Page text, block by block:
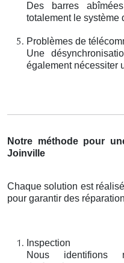
Des barres
totalement le système
Problèmes de
Une
également nécessiter
Notre méthode pour
Joinville
Chaque solution est
pour garantir des
Inspection
Nous identifions